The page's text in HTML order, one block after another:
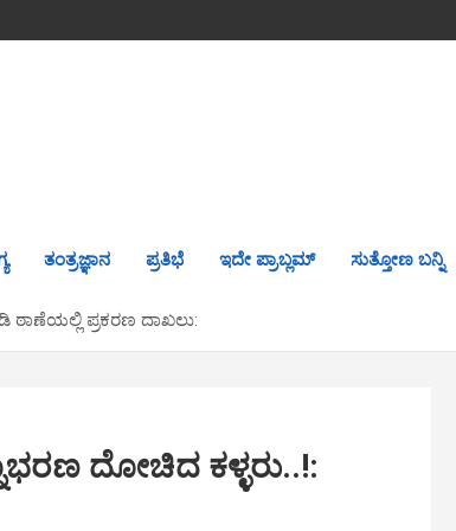
ತಂತ್ರಜ್ಞಾನ ಪ್ರತಿಭೆ ಇದೇ ಪ್ರಾಬ್ಲಮ್ ಸುತ್ತೋಣ ಬನ್ನಿ
ಠಾಣೆಯಲ್ಲಿ ಪ್ರಕರಣ ದಾಖಲು:
ದೋಚಿದ ಕಳ್ಳರು..!: